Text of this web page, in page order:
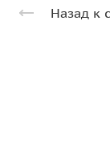
Назад к